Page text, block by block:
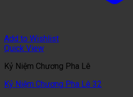
Add to Wishlist
Quick View
Kỷ Niệm Chương Pha Lê
Kỷ Niệm Chương Pha Lê 32